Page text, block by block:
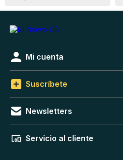
Mi cuenta
Suscríbete
Newsletters
Servicio al cliente